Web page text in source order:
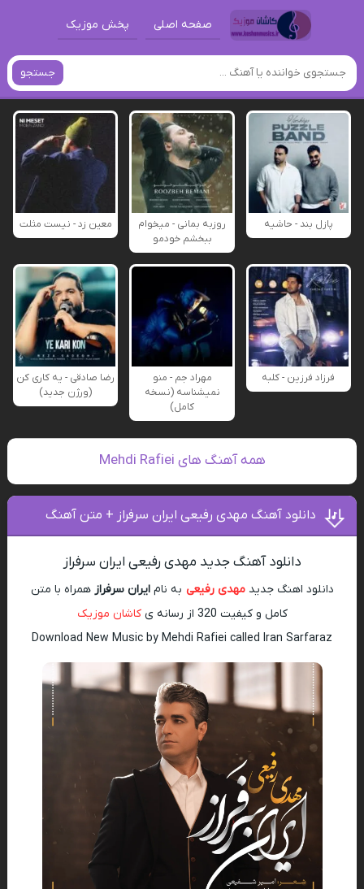
صفحه اصلی پخش موزیک
جستجو
پازل بند - حاشیه
روزبه بمانی - میخوام
ببخشم خودمو
معین زد - نیست مثلت
فرزاد فرزین - کلبه
مهراد جم - منو
نمیشناسه (نسخه
کامل)
رضا صادقی - یه کاری کن
(ورژن جدید)
همه آهنگ های Mehdi Rafiei
دانلود آهنگ مهدی رفیعی ایران سرفراز + متن آهنگ
دانلود آهنگ جدید مهدی رفیعی ایران سرفراز
دانلود اهنگ جدیدمهدی رفیعی به نامایران سرفراز همراه با متن
کامل و کیفیت 320 از رسانه ی
کاشان موزیک
Download New Music by Mehdi Rafiei called Iran Sarfaraz